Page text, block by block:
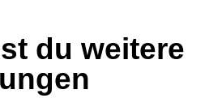
du weitere